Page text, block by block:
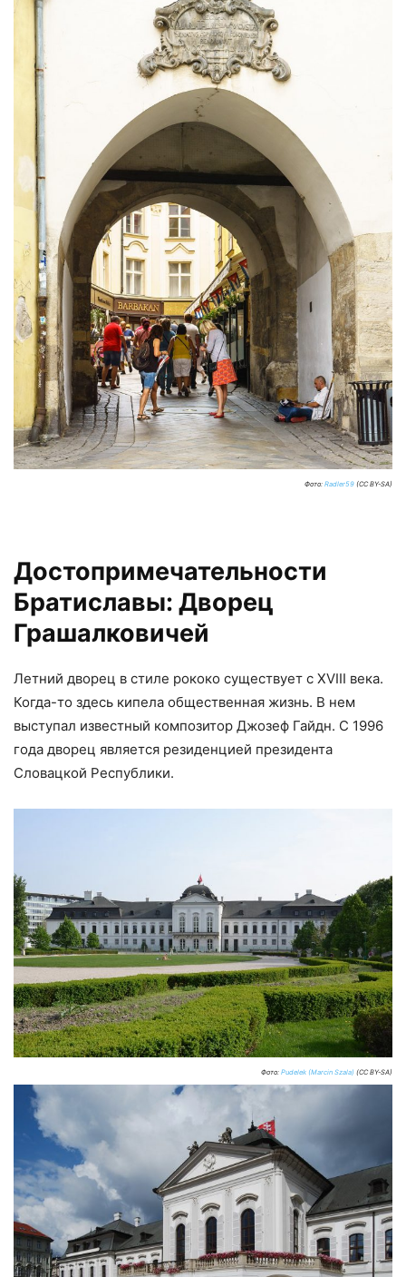
Фото: Radler59 (CC BY-SA)
Достопримечательности
Братиславы: Дворец
Грашалковичей
Летний дворец в стиле рококо существует с XVIII века.
Когда-то здесь кипела общественная жизнь. В нем
выступал известный композитор Джозеф Гайдн. С 1996
года дворец является резиденцией президента
Словацкой Республики.
Фото: Pudelek (Marcin Szala) (CC BY-SA)